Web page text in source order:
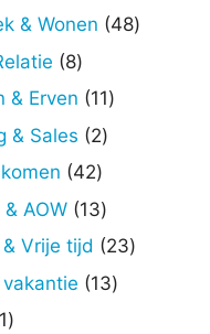
producten
& Wonen 4848
88
producten
& Erven 1111
& Sales 22
4242
producten
AOW 1313
producten
Vrije tijd 2323
1313
11